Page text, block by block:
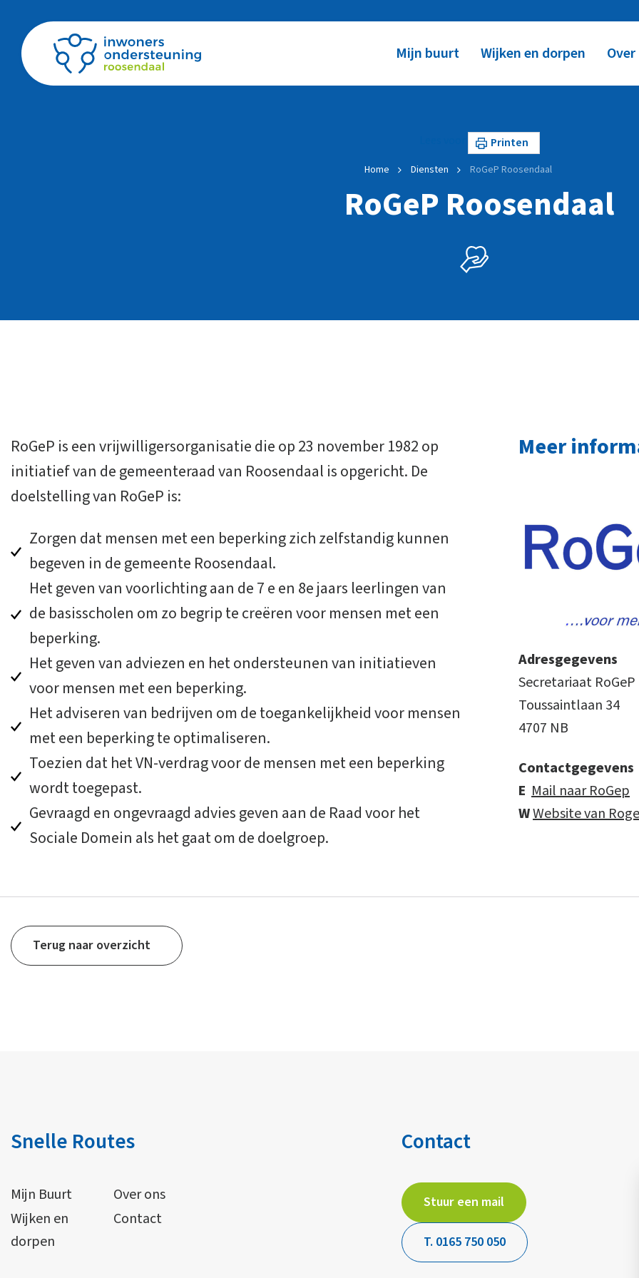
Mijn buurt Wijken en dorpen
Printen
Home Diensten RoGeP Roosendaal
RoGeP Roosendaal
RoGeP is een vrijwilligersorganisatie die op 23 november 1982 op
initiatief van de gemeenteraad van Roosendaal is opgericht. De
doelstelling van RoGeP is:
Zorgen dat mensen met een beperking zich zelfstandig kunnen
begeven in de gemeente Roosendaal.
Het geven van voorlichting aan de 7 e en 8e jaars leerlingen van
de basisscholen om zo begrip te creëren voor mensen met een
beperking.
Het geven van adviezen en het ondersteunen van initiatieven
voor mensen met een beperking.
Het adviseren van bedrijven om de toegankelijkheid voor mensen
met een beperking te optimaliseren.
Toezien dat het VN-verdrag voor de mensen met een beperking
wordt toegepast.
Gevraagd en ongevraagd advies geven aan de Raad voor het
Sociale Domein als het gaat om de doelgroep.
Meer
Adresgegevens
Secretariaat RoGeP
Toussaintlaan 34
4707 NB
Contactgegevens
E Mail naar RoGep
WWebsite van
Terug naar overzicht
Snelle Routes
Mijn Buurt
Over ons
Wijken en
dorpen
Contact
Contact
Stuur een mail
T. 0165 750 050